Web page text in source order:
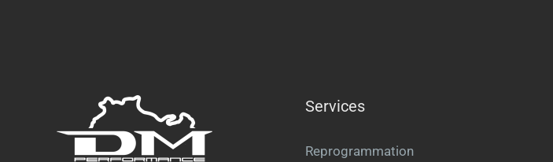
Services
Reprogrammation